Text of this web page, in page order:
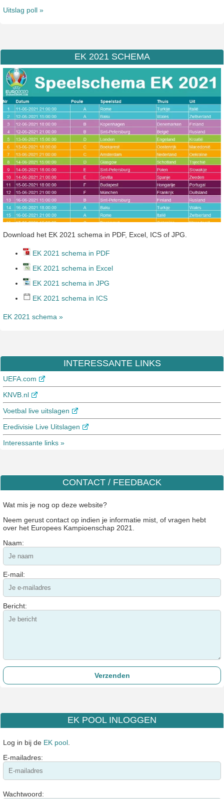
Uitslag poll »
EK 2021 SCHEMA
Download het EK 2021 schema in PDF, Excel, ICS of JPG.
EK 2021 schema in PDF
EK 2021 schema in Excel
EK 2021 schema in JPG
EK 2021 schema in ICS
EK 2021 schema »
INTERESSANTE LINKS
UEFA.com
KNVB.nl
Voetbal live uitslagen
Eredivisie Live Uitslagen
Interessante links »
CONTACT / FEEDBACK
Wat mis je nog op deze website?
Neem gerust contact op indien je informatie mist, of vragen hebt
over het Europees Kampioenschap 2021.
Naam:
E-mail:
Bericht:
EK POOL INLOGGEN
Log in bij de EK pool
E-mailadres:
Wachtwoord: